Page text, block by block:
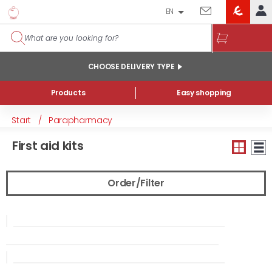
MY ACCOUNT
Online orders
My products purchased at the shop and online
Lists
EN
CLUB
Products
CHOOSE DELIVERY TYPE
Easy shopping
Start / Parapharmacy
First aid kits
Order/Filter